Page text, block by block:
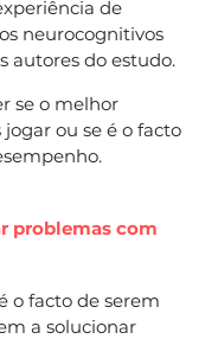
de
neurocognitivos
autores do estudo.
se o melhor
ou se é o facto
problemas com
o facto de serem
a solucionar